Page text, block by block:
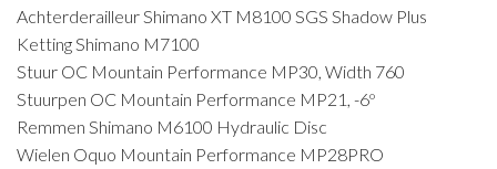
Achterderailleur Shimano XT M8100 SGS Shadow Plus
Ketting Shimano M7100
Stuur OC Mountain Performance MP30, Width 760
Stuurpen OC Mountain Performance MP21, -6º
Remmen Shimano M6100 Hydraulic Disc
Wielen Oquo Mountain Performance MP28PRO